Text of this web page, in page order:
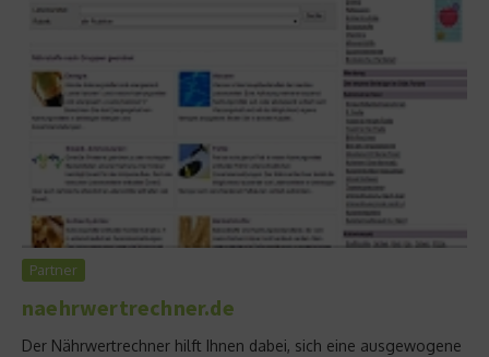
Partner
naehrwertrechner.de
Der Nährwertrechner hilft Ihnen dabei, sich eine ausgewogene